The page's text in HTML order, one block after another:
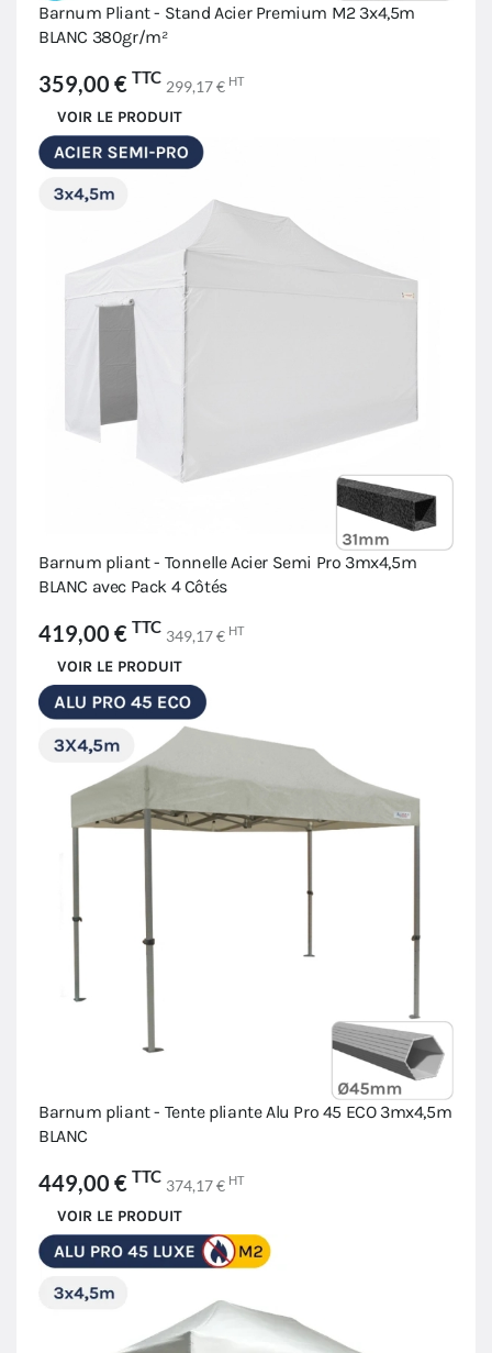
Barnum Pliant - Stand Acier Premium M2 3x4,5m
BLANC 380gr/m²
359,00 € TTC 299,17 € HT
VOIR LE PRODUIT
Barnum pliant - Tonnelle Acier Semi Pro 3mx4,5m
BLANC avec Pack 4 Côtés
419,00 € TTC 349,17 € HT
VOIR LE PRODUIT
Barnum pliant - Tente pliante Alu Pro 45 ECO 3mx4,5m
BLANC
449,00 € TTC 374,17 € HT
VOIR LE PRODUIT